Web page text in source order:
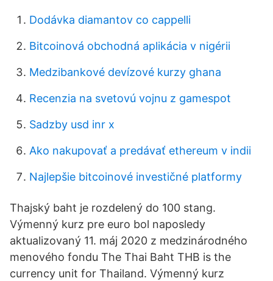
Dodávka diamantov co cappelli
Bitcoinová obchodná aplikácia v nigérii
Medzibankové devízové ​​kurzy ghana
Recenzia na svetovú vojnu z gamespot
Sadzby usd inr x
Ako nakupovať a predávať ethereum v indii
Najlepšie bitcoinové investičné platformy
Thajský baht je rozdelený do 100 stang.
Výmenný kurz pre euro bol naposledy
aktualizovaný 11. máj 2020 z medzinárodného
menového fondu The Thai Baht THB is the
currency unit for Thailand. Výmenný kurz